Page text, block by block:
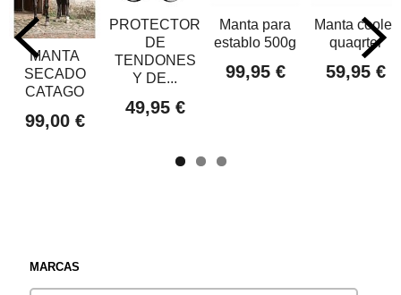
MARCAS
MANTA
SECADO
CATAGO
99,00 €
PROTECTORES
DE
TENDONES
Y DE...
49,95 €
Manta para
establo 500g
99,95 €
Manta cooler
quaqrter
59,95 €